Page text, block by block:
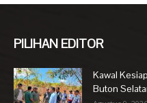
PILIHAN EDITOR
Kawal
Buton